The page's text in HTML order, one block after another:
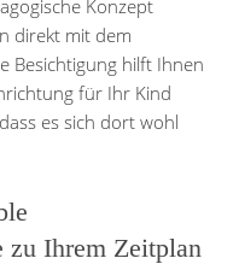
Konzept
direkt mit dem
Besichtigung hilft Ihnen
für Ihr Kind
es sich dort wohl
zu Ihrem Zeitplan